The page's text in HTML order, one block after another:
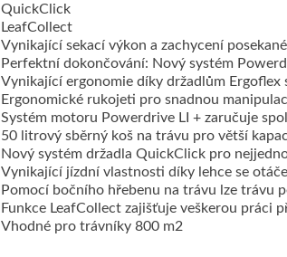
QuickClick
LeafCollect
Vynikající sekací výkon a zachycení
Perfektní dokončování: Nový systém
Vynikající ergonomie díky držadlům Ergoflex
Ergonomické rukojeti pro snadnou
Systém motoru Powerdrive LI + zaručuje
50 litrový sběrný koš na trávu pro větší
Nový systém držadla QuickClick pro
Vynikající jízdní vlastnosti díky lehce se
Pomocí bočního hřebenu na trávu lze trávu
Funkce LeafCollect zajišťuje veškerou práci
Vhodné pro trávníky 800 m2